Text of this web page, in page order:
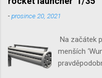
Baltimore
-prosince 20, 2021
Na začátek
menších